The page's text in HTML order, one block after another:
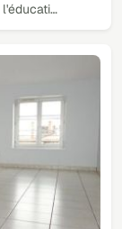
l'éducati…